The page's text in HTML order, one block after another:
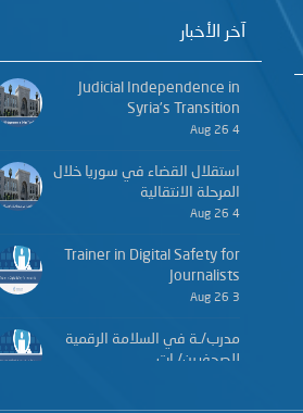
آخر الأخبار
Judicial Independence in
Syria’s Transition
4 Aug 26
استقلال القضاء في سوريا خلال
المرحلة الانتقالية
4 Aug 26
Trainer in Digital Safety for
Journalists
3 Aug 26
مدرب/ـة في السلامة الرقمية
للصحفيين/ـات